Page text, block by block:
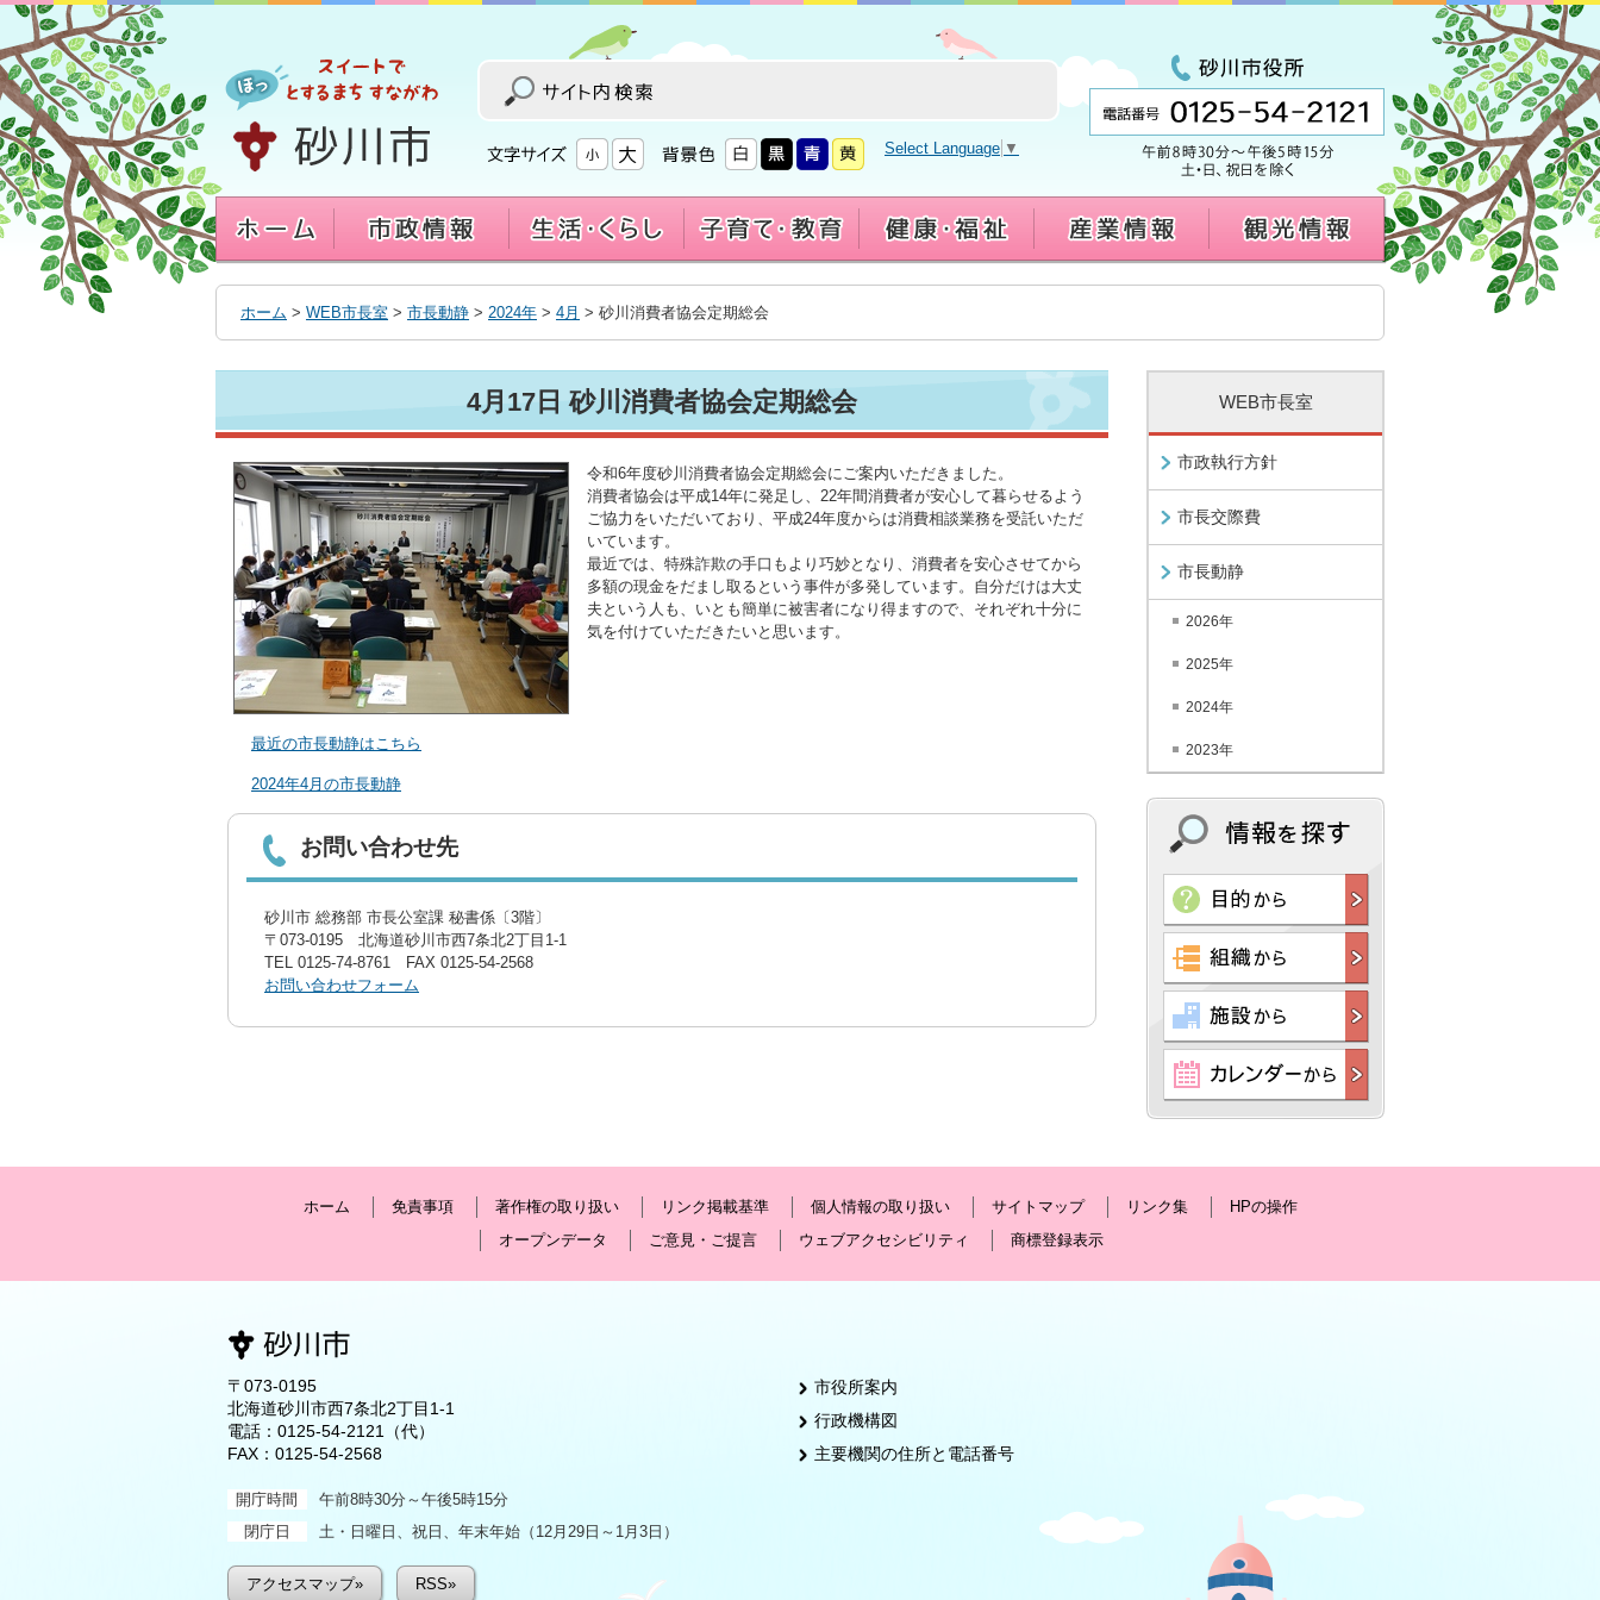
へ
移
動
す
る
Select Language ▼
ホーム > WEB市長室 > 市長動静 > 2024年 > 4月 > 砂川消費者協会定期総会
4月17日 砂川消費者協会定期総会
令和6年度砂川消費者協会定期総会にご案内いただきました。
消費者協会は平成14年に発足し、22年間消費者が安心して暮らせるよう
ご協力をいただいており、平成24年度からは消費相談業務を受託いただ
いています。
最近では、特殊詐欺の手口もより巧妙となり、消費者を安心させてから
多額の現金をだまし取るという事件が多発しています。自分だけは大丈
夫という人も、いとも簡単に被害者になり得ますので、それぞれ十分に
気を付けていただきたいと思います。
最近の市長動静はこちら
2024年4月の市長動静
お問い合わせ先
砂川市 総務部 市長公室課 秘書係〔3階〕
〒073-0195 北海道砂川市西7条北2丁目1-1
TEL 0125-74-8761 FAX 0125-54-2568
お問い合わせフォーム
WEB市長室
市政執行方針
市長交際費
市長動静
2026年
2025年
2024年
2023年
ホーム 免責事項 著作権の取り扱い リンク掲載基準 個人情報の取り扱い サイトマップ リンク集
HPの操作
オープンデータ
ご意見・ご提言 ウェブアクセシビリティ 商標登録表示
〒073-0195
北海道砂川市西7条北2丁目1-1
電話： 0125-54-2121
（代）
FAX：0125-54-2568
開庁時間
午前8時30分～午後5時15分
閉庁日
土・日曜日、祝日、年末年始（12月29日～1月3日）
アクセスマップ» RSS»
市役所案内
行政機構図
主要機関の住所と電話番号